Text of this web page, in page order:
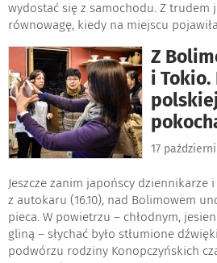
wydostać się z samochodu. Z trudem
równowagę, kiedy na miejscu
Z
i
17
Jeszcze zanim japońscy
z autokaru (16.10), nad Bolimowem
pieca. W powietrzu – chłodnym,
gliną – słychać było stłumione
podwórzu rodziny Konopczyńskich